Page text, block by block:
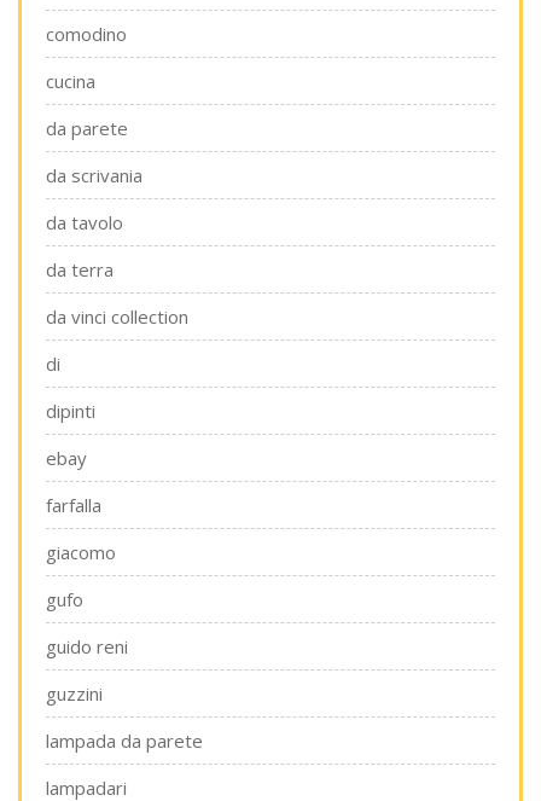
comodino
cucina
da parete
da scrivania
da tavolo
da terra
da vinci collection
di
dipinti
ebay
farfalla
giacomo
gufo
guido reni
guzzini
lampada da parete
lampadari